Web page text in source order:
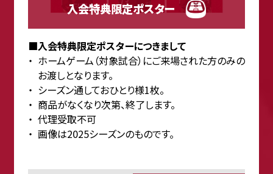
入会特典限定ポスター
■入会特典限定ポスターにつきまして
ホームゲーム（対象試合）にご来場された方のみの
お渡しとなります。
シーズン通しておひとり様1枚。
商品がなくなり次第、終了します。
代理受取不可
画像は2025シーズンのものです。